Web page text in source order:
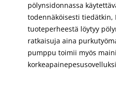
pölynsidonnassa
todennäköisesti tiedätkin,
tuoteperheestä löytyy
ratkaisuja aina
pumppu toimii myös